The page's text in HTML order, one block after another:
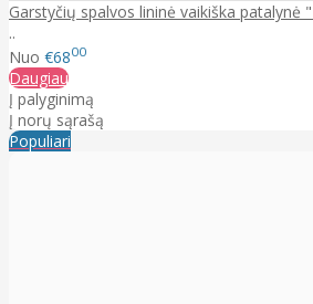
Garstyčių spalvos lininė vaikiška patalynė
..
Nuo €6800
Daugiau
Į palyginimą
Į norų sąrašą
Populiari